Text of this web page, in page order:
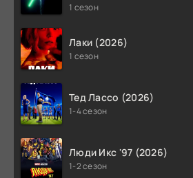
(2026)
1 сезон
Лаки (2026)
1 сезон
Тед Лассо (2026)
1-4 сезон
Люди Икс '97 (2026)
1-2 сезон